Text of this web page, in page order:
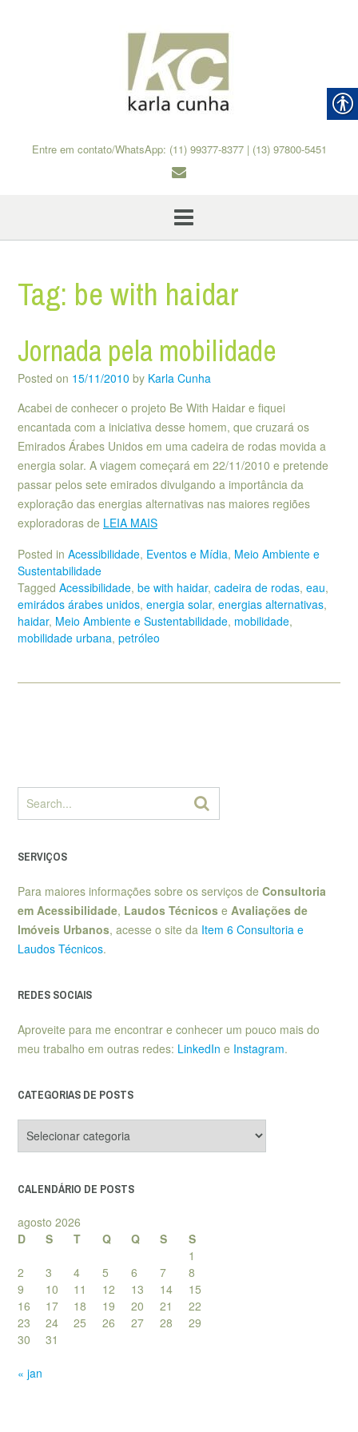
Entre em contato/WhatsApp: (11) 99377-8377 | (13) 97800-5451
Tag: be with haidar
Jornada pela mobilidade
Posted on 15/11/2010 by Karla Cunha
Acabei de conhecer o projeto Be With Haidar e fiquei
encantada com a iniciativa desse homem, que cruzará os
Emirados Árabes Unidos em uma cadeira de rodas movida a
energia solar. A viagem começará em 22/11/2010 e pretende
passar pelos sete emirados divulgando a importância da
exploração das energias alternativas nas maiores regiões
exploradoras de LEIA MAIS
Posted in Acessibilidade, Eventos e Mídia, Meio Ambiente e
Sustentabilidade
Tagged Acessibilidade, be with haidar, cadeira de rodas, eau,
emirádos árabes unidos, energia solar, energias alternativas,
haidar, Meio Ambiente e Sustentabilidade, mobilidade,
mobilidade urbana, petróleo
SERVIÇOS
Para maiores informações sobre os serviços de Consultoria
em Acessibilidade, Laudos Técnicos e Avaliações de
Imóveis Urbanos, acesse o site da Item 6 Consultoria e
Laudos Técnicos.
REDES SOCIAIS
Aproveite para me encontrar e conhecer um pouco mais do
meu trabalho em outras redes: LinkedIn e Instagram.
CATEGORIAS DE POSTS
de
CALENDÁRIO DE POSTS
agosto 2026
D
S T Q Q S
S
1
2
3 4 5 6 7
8
9
10 11 12 13 14
15
16
17 18 19 20 21
22
23
24 25 26 27 28
29
30
31
« jan